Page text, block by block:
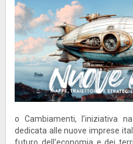
o Cambiamenti, l’iniziativa
dedicata alle nuove imprese